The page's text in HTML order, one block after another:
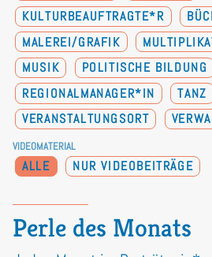
KULTURBEAUFTRAGTE*R
MALEREI/GRAFIK
MUSIK
POLITISCHE BILDUNG
REGIONALMANAGER*IN
TANZ
VERANSTALTUNGSORT
VIDEOMATERIAL
ALLE NUR VIDEOBEITRÄGE
Perle des Monats